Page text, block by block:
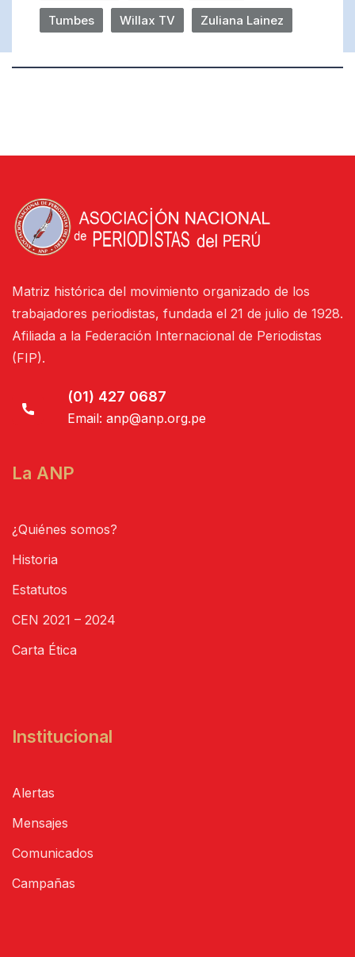
Tumbes Willax TV Zuliana Lainez
Matriz histórica del movimiento organizado de los
trabajadores periodistas, fundada el 21 de julio de 1928.
Afiliada a la Federación Internacional de Periodistas
(FIP).
(01) 427 0687
Email: anp@anp.org.pe
La ANP
¿Quiénes somos?
Historia
Estatutos
CEN 2021 – 2024
Carta Ética
Institucional
Alertas
Mensajes
Comunicados
Campañas